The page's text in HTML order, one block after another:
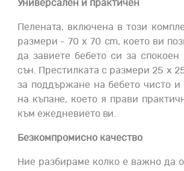
Универсален и практичен
Пелената, включена в този
размери - 70 x 70 cm, което ви
да завиете бебето си за
сън. Престилката с размери 25 x
за поддържане на бебето чисто и
на къпане, което я прави
към ежедневието ви.
Безкомпромисно качество
Ние разбираме колко е важно да